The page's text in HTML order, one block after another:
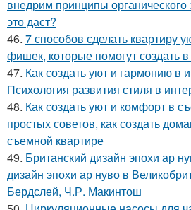
внедрим принципы
это даст?
46. 7 способов сделать квартиру
фишек, которые помогут создать
47. Как создать уют и гармонию в
Психология развития стиля в
48. Как создать уют и комфорт в
простых советов, как создать
съемной квартире
49. Британский дизайн эпохи ар
дизайн эпохи ар нуво в
Бердслей, Ч.Р. Макинтош